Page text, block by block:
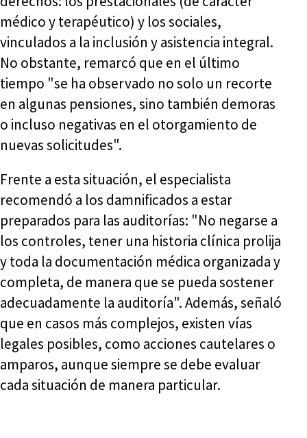
médico y terapéutico) y los sociales,
vinculados a la inclusión y asistencia integral.
No obstante, remarcó que en el último
tiempo "se ha observado no solo un recorte
en algunas pensiones, sino también demoras
o incluso negativas en el otorgamiento de
nuevas solicitudes".
Frente a esta situación, el especialista
recomendó a los damnificados a estar
preparados para las auditorías: "No negarse a
los controles, tener una historia clínica prolija
y toda la documentación médica organizada y
completa, de manera que se pueda sostener
adecuadamente la auditoría". Además, señaló
que en casos más complejos, existen vías
legales posibles, como acciones cautelares o
amparos, aunque siempre se debe evaluar
cada situación de manera particular.